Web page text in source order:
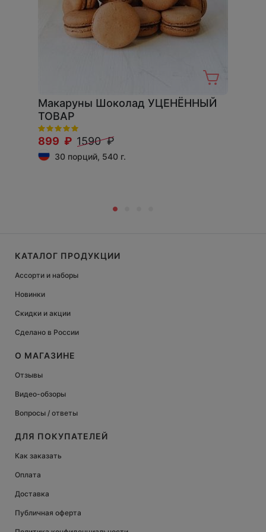
Макаруны Шоколад УЦЕНЁННЫЙ
ТОВАР
899 ₽ 1590 ₽
30 порций, 540 г.
КАТАЛОГ ПРОДУКЦИИ
Ассорти и наборы
Новинки
Скидки и акции
Сделано в России
О МАГАЗИНЕ
Отзывы
Видео-обзоры
Вопросы / ответы
ДЛЯ ПОКУПАТЕЛЕЙ
Как заказать
Оплата
Доставка
Публичная оферта